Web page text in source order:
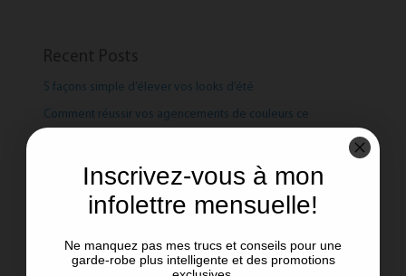
5 façons simple d’élever vos looks d’été
Comment réussir vos agencements de couleurs ce
Le pouvoir des couleurs !
Manteaux de printemps: Les tendances et les intemporels
Inscrivez-vous à mon
infolettre mensuelle!
Ne manquez pas mes trucs et conseils pour une
garde-robe plus intelligente et des promotions